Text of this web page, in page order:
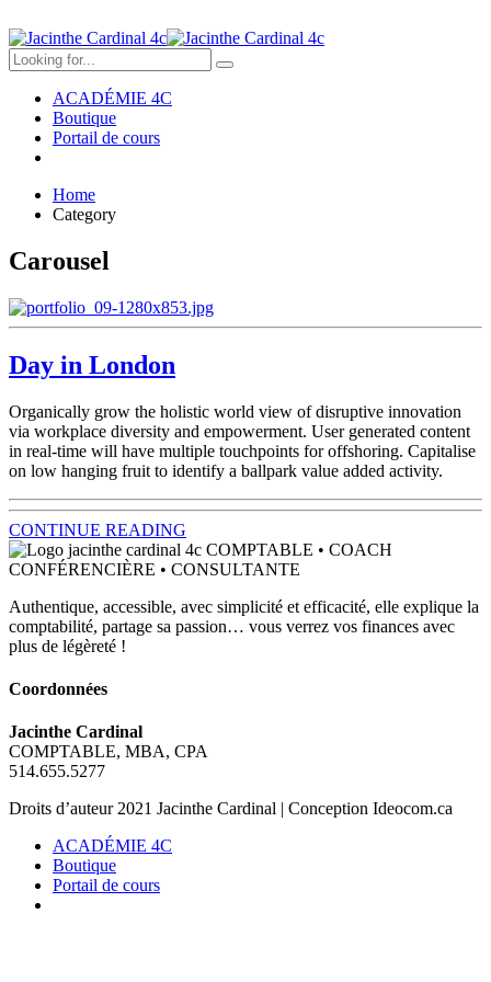
ACADÉMIE 4C
Boutique
Portail de cours
Home
Category
Carousel
Day in London
Organically grow the holistic world view of disruptive innovation
via workplace diversity and empowerment. User generated content
in real-time will have multiple touchpoints for offshoring. Capitalise
on low hanging fruit to identify a ballpark value added activity.
CONTINUE READING
Authentique, accessible, avec simplicité et efficacité, elle explique la
comptabilité, partage sa passion… vous verrez vos finances avec
plus de légèreté !
Coordonnées
Jacinthe Cardinal
COMPTABLE, MBA, CPA
514.655.5277
Droits d’auteur 2021 Jacinthe Cardinal | Conception Ideocom.ca
ACADÉMIE 4C
Boutique
Portail de cours